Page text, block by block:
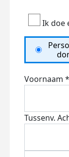
Ik doe
Voornaam *
Tussenv.